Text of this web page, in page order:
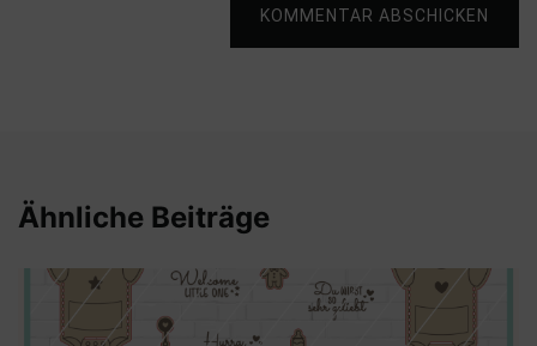
KOMMENTAR ABSCHICKEN
Ähnliche Beiträge